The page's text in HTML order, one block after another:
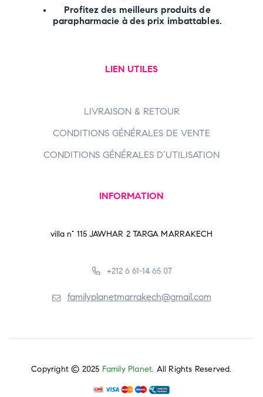
Profitez des meilleurs produits de
parapharmacie à des prix imbattables.
LIEN UTILES
LIVRAISON & RETOUR
CONDITIONS GÉNÉRALES DE VENTE
CONDITIONS GÉNÉRALES D’UTILISATION
INFORMATION
villa n° 115 JAWHAR 2 TARGA MARRAKECH
+212 6 61-14 65 07
familyplanetmarrakech@gmail.com
Copyright © 2025 Family Planet. All Rights Reserved.